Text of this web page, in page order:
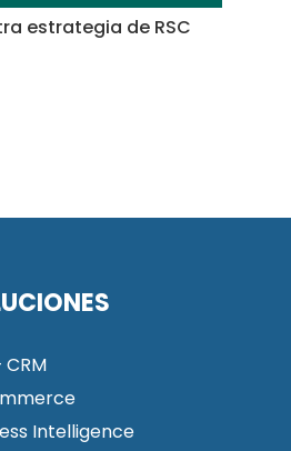
estrategia de RSC
CRM
Intelligence